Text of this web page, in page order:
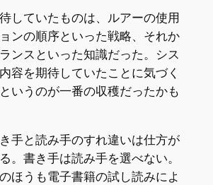
していたものは、ルアーの使用
ンの順序といった戦略、それか
ンスといった知識だった。シス
容を期待していたことに気づく
いうのが一番の収穫だったかも
手と読み手のすれ違いは仕方が
。書き手は読み手を選べない。
ほうも電子書籍の試し読みによ